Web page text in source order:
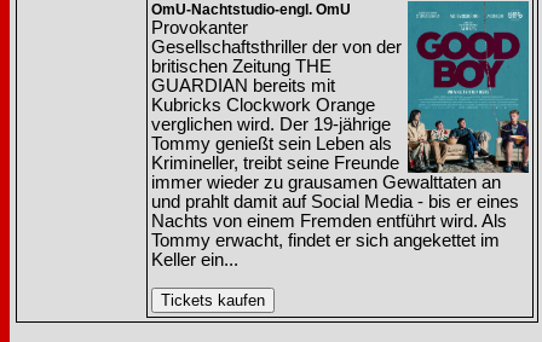
OmU-Nachtstudio-engl. OmU
Provokanter
Gesellschaftsthriller der von der
britischen Zeitung THE
GUARDIAN bereits mit
Kubricks Clockwork Orange
verglichen wird. Der 19-jährige
Tommy genießt sein Leben als
Krimineller, treibt seine Freunde
immer wieder zu grausamen Gewalttaten an
und prahlt damit auf Social Media - bis er eines
Nachts von einem Fremden entführt wird. Als
Tommy erwacht, findet er sich angekettet im
Keller ein...